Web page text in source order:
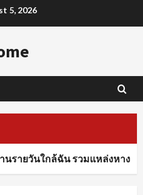
5, 2026
ล้ฉัน รวมแหล่งหางานทุกสาขาอา